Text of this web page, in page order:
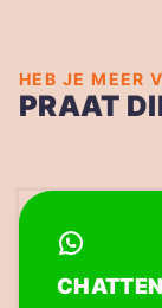
HEB JE MEER
PRAAT
CHATTEN